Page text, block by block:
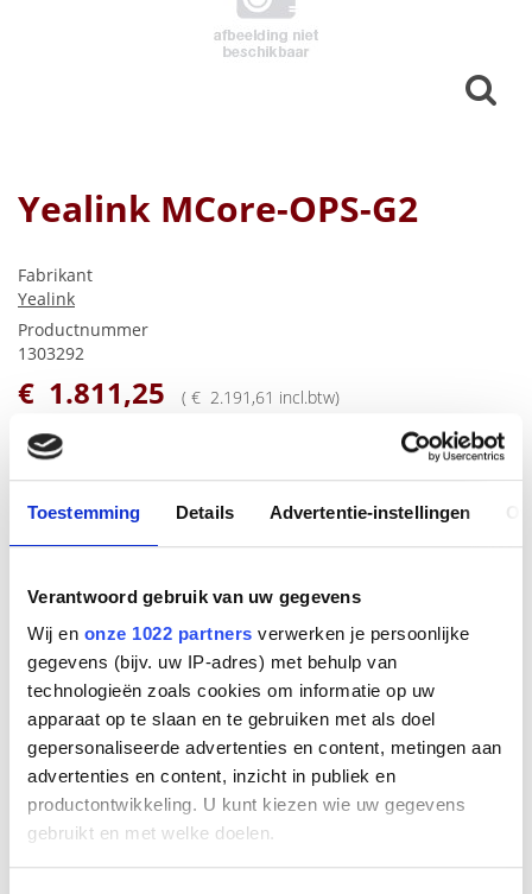
Toestemming Details Advertentie-instellingen
Verantwoord gebruik van uw gegevens
Wij en onze 1022 partners verwerken je persoonlijke
gegevens (bijv. uw IP-adres) met behulp van
technologieën zoals cookies om informatie op uw
apparaat op te slaan en te gebruiken met als doel
gepersonaliseerde advertenties en content, metingen aan
advertenties en content, inzicht in publiek en
productontwikkeling. U kunt kiezen wie uw gegevens
gebruikt en met welke doelen.
Yealink MCore-OPS-G2
Fabrikant
Yealink
Productnummer
1303292
€ 1.811,25 ( € 2.191 ,61 incl.btw)
Bestel
Beschrijving
De Yealink MCore-OPS-G2 is de modulaire compute-module
OPS-unit biedt hogere rekenkracht en soepelere prestaties
dankzij de Intel Core Ultra 5-processor met ingebouwde
van 34
. Hierdoor blijft het systeem snel en stabiel, ook
bij intensief gebruik of meerdere actieve applicaties.
Met 16GB DDR5-geheugen en een 256GB
SSD
opent de
module moeiteloos grote bestanden en draait hij zware
vergadersoftware zonder vertraging. De grafische prestaties
zorgen daarnaast voor een vloeiende weergave tijdens
presentaties en interactieve sessies.
De MCore-OPS-G2 ondersteunt 4K-delen via
schakelt dankzijCEChet aangesloten display automatisch in.